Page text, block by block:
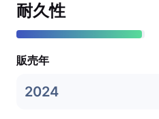
耐久性
販売年
2024